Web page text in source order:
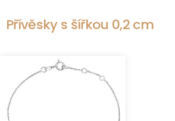
Přívěsky s šířkou 0,2 cm